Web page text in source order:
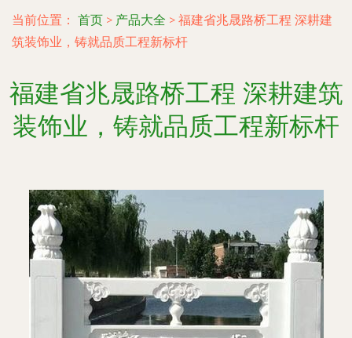
当前位置： 首页 > 产品大全 > 福建省兆晟路桥工程 深耕建
筑装饰业，铸就品质工程新标杆
福建省兆晟路桥工程 深耕建筑
装饰业，铸就品质工程新标杆